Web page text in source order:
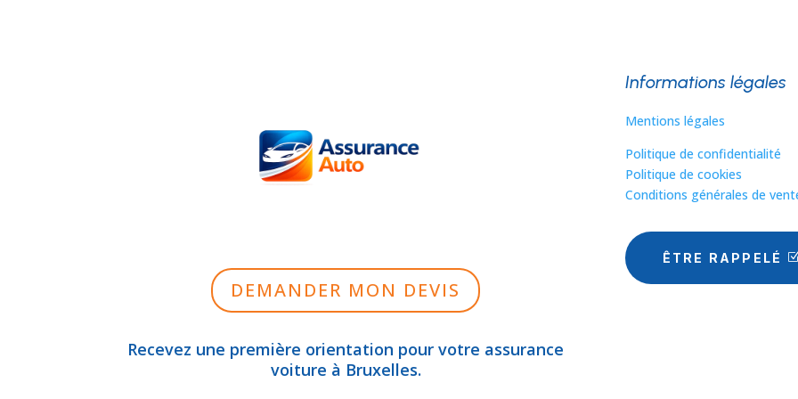
DEMANDER MON DEVIS
Recevez une première orientation pour votre assurance
voiture à Bruxelles.
Informations légales
Mentions légales
Politique de confidentialité
Politique de cookies
Conditions générales de
ÊTRE RAPPELÉ